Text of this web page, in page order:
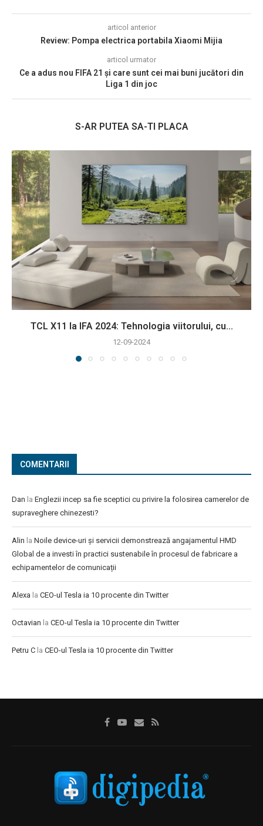
articol anterior
Review: Pompa electrica portabila Xiaomi Mijia
articol urmator
Ce a adus nou FIFA 21 și care sunt cei mai buni jucători din
Liga 1 din joc
S-AR PUTEA SA-TI PLACA
TCL X11 la IFA 2024: Tehnologia viitorului, cu...
12-09-2024
COMENTARII
Dan la Englezii incep sa fie sceptici cu privire la folosirea camerelor de
supraveghere chinezesti?
Alin la Noile device-uri și servicii demonstrează angajamentul HMD
Global de a investi în practici sustenabile în procesul de fabricare a
echipamentelor de comunicații
Alexa la CEO-ul Tesla ia 10 procente din Twitter
Octavian la CEO-ul Tesla ia 10 procente din Twitter
Petru C la CEO-ul Tesla ia 10 procente din Twitter